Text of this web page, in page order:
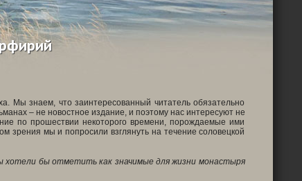
Мы знаем, что заинтересованный читатель обязательно
– не новостное издание, и поэтому нас интересуют не
по прошествии некоторого времени, порождаемые ими
зрения мы и попросили взглянуть на течение соловецкой
хотели бы отметить как значимые для жизни монастыря